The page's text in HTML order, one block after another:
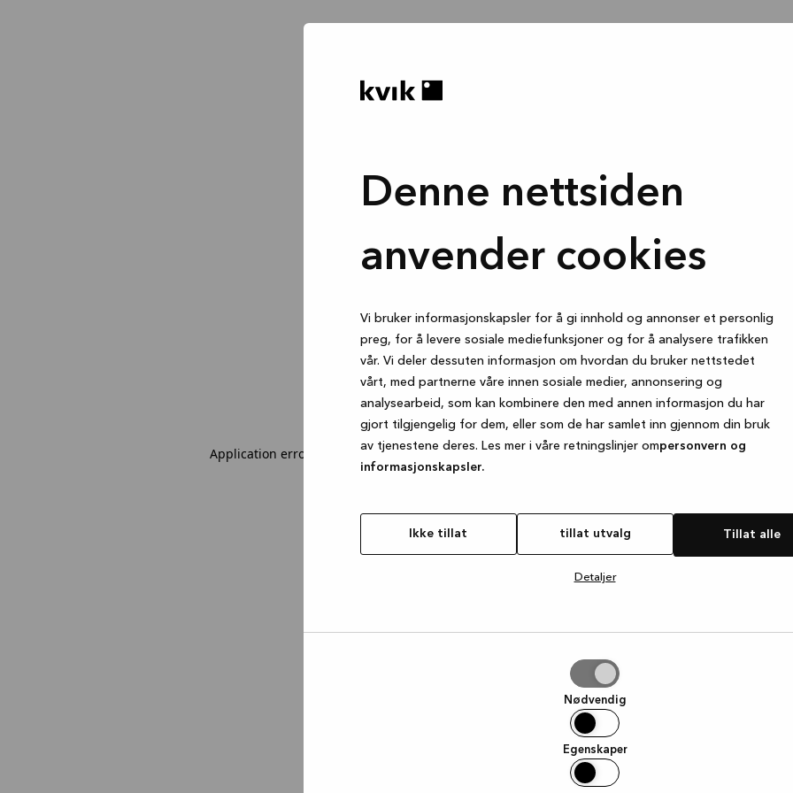
Denne nettsiden
anvender cookies
Vi bruker informasjonskapsler for å gi innhold og annonser et personlig
preg, for å levere sosiale mediefunksjoner og for å analysere trafikken
vår. Vi deler dessuten informasjon om hvordan du bruker nettstedet
vårt, med partnerne våre innen sosiale medier, annonsering og
analysearbeid, som kan kombinere den med annen informasjon du har
gjort tilgjengelig for dem, eller som de har samlet inn gjennom din bruk
av tjenestene deres. Les mer i våre retningslinjer ompersonvern og
informasjonskapsler.
Ikke tillat tillat utvalg Tillat alle
Detaljer
Nødvendig
Egenskaper
Application error: a client-side exception has occurred while loadingwww.kvik.no (see the